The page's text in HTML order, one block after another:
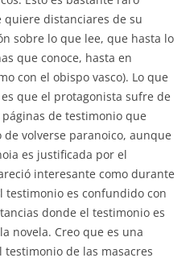
distanciares de su
sobre lo que lee, que hasta lo
que conoce, hasta en
con el obispo vasco). Lo que
que el protagonista sufre de
de testimonio que
volverse paranoico, aunque
es justificada por el
interesante como durante
testimonio es confundido con
donde el testimonio es
novela. Creo que es una
de las masacres